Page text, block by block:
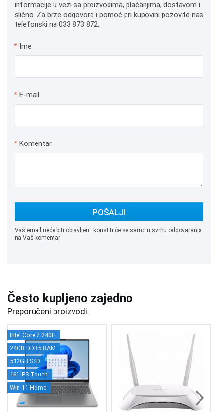
informacije u vezi sa proizvodima, plaćanjima, dostavom i
slično. Za brze odgovore i pomoć pri kupovini pozovite nas
telefonski na 033 873 872.
* Ime
* E-mail
* Komentar
POŠALJI
Vaš email neće biti objavljen i koristiti će se samo u svrhu odgovaranja
na Vaš komentar
Često kupljeno zajedno
Preporučeni proizvodi.
Intel Core 7 240H
24GB DDR5 RAM
512GB SSD
16" IPS Touch
Win 11 Home